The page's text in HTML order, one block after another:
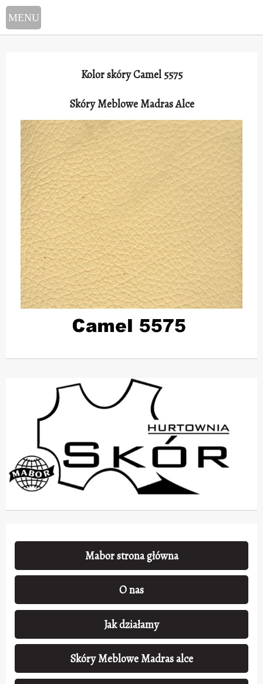
Kolor skóry Camel 5575
Skóry Meblowe Madras Alce
Mabor strona główna
O nas
Jak działamy
Skóry Meblowe Madras alce